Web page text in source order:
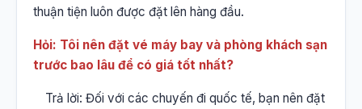
thuận tiện luôn được đặt lên hàng đầu.
Hỏi: Tôi nên đặt vé máy bay và phòng khách sạn
trước bao lâu để có giá tốt nhất?
Trả lời: Đối với các chuyến đi quốc tế, bạn nên đặt